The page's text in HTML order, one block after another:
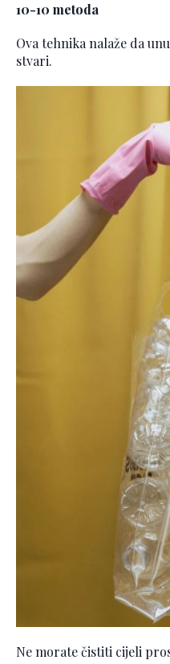
10-10 metoda
Ova tehnika nalaže da
stvari.
Ne morate čistiti cijeli